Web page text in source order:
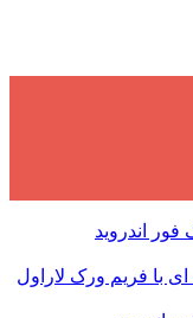
ای با فریم ورک لاراول